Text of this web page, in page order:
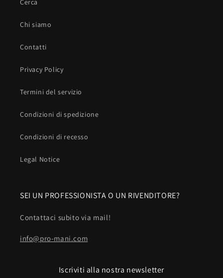
Cerca
Chi siamo
Contatti
Privacy Policy
Termini del servizio
Condizioni di spedizione
Condizioni di recesso
Legal Notice
SEI UN PROFESSIONISTA O UN RIVENDITORE?
Contattaci subito via mail!
info@pro-mani.com
Iscriviti alla nostra newsletter